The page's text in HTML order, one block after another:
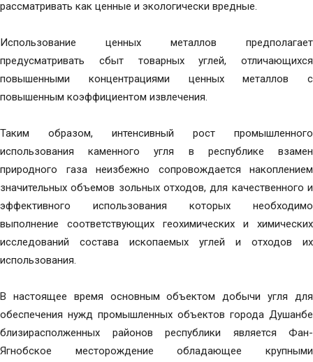
рассматривать как ценные и экологически вредные.
Использование ценных металлов предполагает
предусматривать сбыт товарных углей, отличающихся
повышенными концентрациями ценных металлов с
повышенным коэффициентом извлечения.
Таким образом, интенсивный рост промышленного
использования каменного угля в республике взамен
природного газа неизбежно сопровождается накоплением
значительных объемов зольных отходов, для качественного и
эффективного использования которых необходимо
выполнение соответствующих геохимических и химических
исследований состава ископаемых углей и отходов их
использования.
В настоящее время основным объектом добычи угля для
обеспечения нужд промышленных объектов города Душанбе
близирасполженных районов республики является Фан-
Ягнобское месторождение обладающее крупными